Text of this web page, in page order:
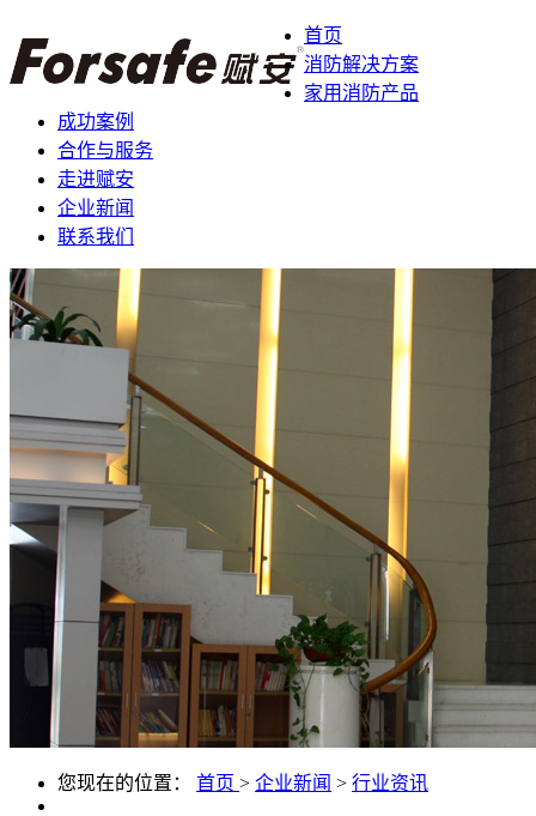
首页
消防解决方案
家用消防产品
成功案例
合作与服务
走进赋安
企业新闻
联系我们
您现在的位置： 首页 > 企业新闻 > 行业资讯